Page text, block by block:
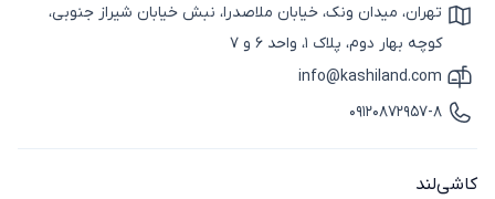
آیکون نقشه
تهران، میدان ونک، خیابان ملاصدرا، نبش خیابان شیراز جنوبی،
کوچه بهار دوم، پلاک 1، واحد 6 و 7
آیکون ایمیل
info@kashiland.com
آیکون تماس
09120872957-8
کاشی‌لند